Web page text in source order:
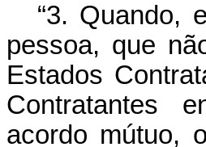
“3. Quando,
pessoa, que
Estados
Contratantes
acordo mútuo,